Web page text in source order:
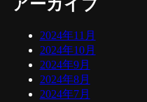
アーカイブ
2024年11月
2024年10月
2024年9月
2024年8月
2024年7月